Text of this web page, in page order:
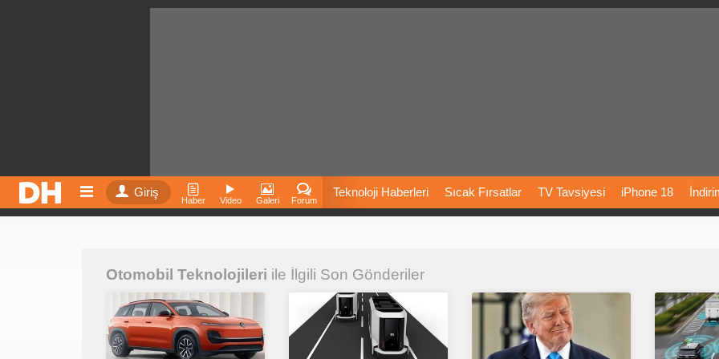
Giriş
Haber Video Galeri Forum
Teknoloji Haberleri Sıcak Fırsatlar TV Tavsiyesi iPhone 18
Fiyatları Vizyondaki
İnstagram Dondurma Çöktü Mü
Otomobil Teknolojileri ile İlgili Son Gönderiler